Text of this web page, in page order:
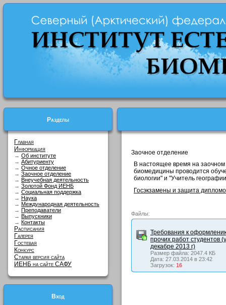
Разделы
Главная
Информация
→ Об институте
→ Абитуриенту
→ Очное отделение
→ Заочное отделение
→ Внеучебная деятельность
→ Золотой Фонд ИЕНБ
→ Социальная поддержка
→ Наука
→ Международная деятельность
→ Преподаватели
→ Выпускники
→ Контакты
Расписания
Галерея
Гостевая
Конкурс
Старая версия сайта
ИЕНБ на сайте САФУ
Вход
Заочное отделение
В настоящее время на
биомедицины проводится
биологии" и "Учитель
Госэкзамены и защита
Файлы:
Требования к
прочих работ студентов
декабре 2013 г)
Размер файла: 2047.4 КБ
Дата: 27.03.2014 в 23:42
Загрузок: 16